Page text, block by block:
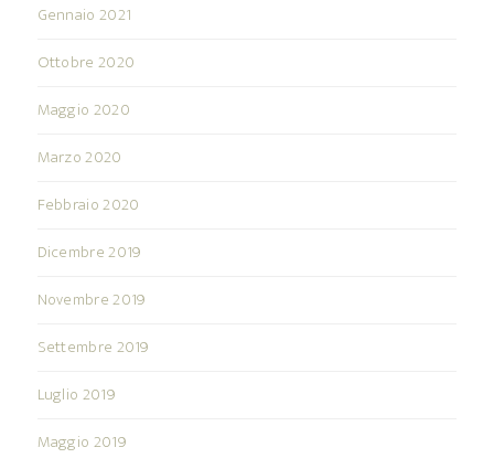
Gennaio 2021
Ottobre 2020
Maggio 2020
Marzo 2020
Febbraio 2020
Dicembre 2019
Novembre 2019
Settembre 2019
Luglio 2019
Maggio 2019